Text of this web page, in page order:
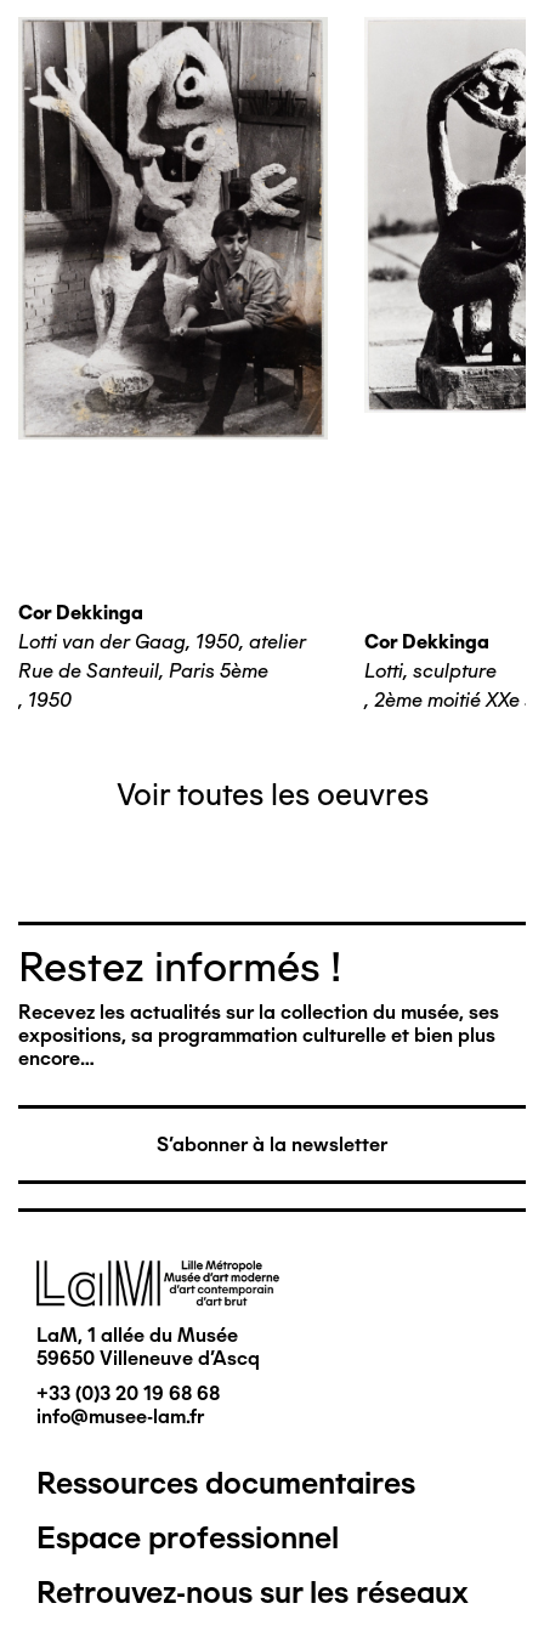
Cor Dekkinga
Lotti van der Gaag, 1950, atelier
Rue de Santeuil, Paris 5ème
, 1950
Cor Dekkinga
Lotti, sculpture
, 2ème moitié XXe
Voir toutes les oeuvres
Restez informés !
Recevez les actualités sur la collection du musée, ses
expositions, sa programmation culturelle et bien plus
encore…
S'abonner à la newsletter
Image
LaM, 1 allée du Musée
59650 Villeneuve d'Ascq
+33 (0)3 20 19 68 68
info@musee-lam.fr
Pied
de
page
Ressources documentaires
Espace professionnel
Retrouvez-nous sur les réseaux